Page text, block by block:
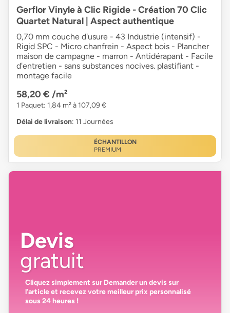
Gerflor Vinyle à Clic Rigide - Création 70 Clic
Quartet Natural | Aspect authentique
0,70 mm couche d'usure - 43 Industrie (intensif) -
Rigid SPC - Micro chanfrein - Aspect bois - Plancher
maison de campagne - marron - Antidérapant - Facile
d'entretien - sans substances nocives. plastifiant -
montage facile
58,20 € /m²
1 Paquet: 1,84 m² à 107,09 €
Délai de livraison: 11 Journées
ÉCHANTILLON
PREMIUM
Devis
gratuit
Cliquez simplement sur Demander un devissur
l’article et recevez votremeilleur prix personnalisé
sous 24 heures !